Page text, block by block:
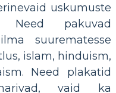
uskumuste
Need pakuvad
suurematesse
islam, hinduism,
Need plakatid
vaid ka